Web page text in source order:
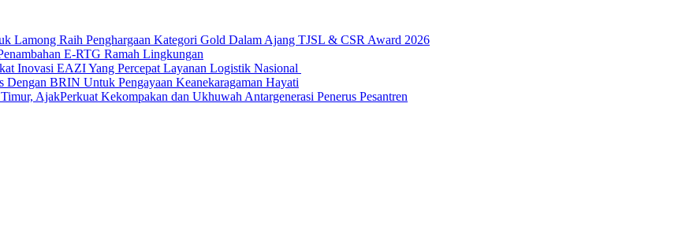
Lamong Raih Penghargaan Kategori Gold Dalam Ajang TJSL & CSR Award 2026
E-RTG Ramah Lingkungan
Inovasi EAZI Yang Percepat Layanan Logistik Nasional
BRIN Untuk Pengayaan Keanekaragaman Hayati
AjakPerkuat Kekompakan dan Ukhuwah Antargenerasi Penerus Pesantren